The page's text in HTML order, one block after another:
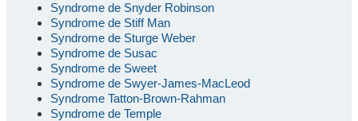
Syndrome de Snyder Robinson
Syndrome de Stiff Man
Syndrome de Sturge Weber
Syndrome de Susac
Syndrome de Sweet
Syndrome de Swyer-James-MacLeod
Syndrome Tatton-Brown-Rahman
Syndrome de Temple